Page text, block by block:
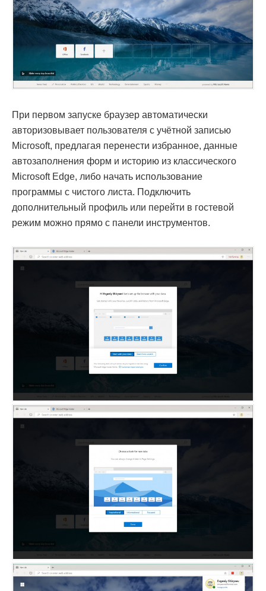
При первом запуске браузер автоматически
авторизовывает пользователя с учётной записью
Microsoft, предлагая перенести избранное, данные
автозаполнения форм и историю из классического
Microsoft Edge, либо начать использование
программы с чистого листа. Подключить
дополнительный профиль или перейти в гостевой
режим можно прямо с панели инструментов.